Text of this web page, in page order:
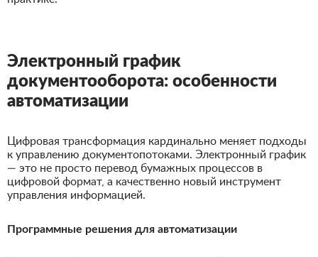
Электронный график
документооборота: особенности
автоматизации
Цифровая трансформация кардинально меняет подходы
к управлению документопотоками. Электронный график
— это не просто перевод бумажных процессов в
цифровой формат, а качественно новый инструмент
управления информацией.
Программные решения для автоматизации